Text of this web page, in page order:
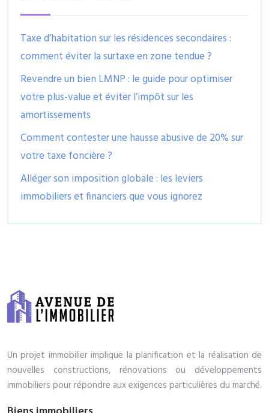
Taxe d’habitation sur les résidences secondaires :
comment éviter la surtaxe en zone tendue ?
Revendre un bien LMNP : le guide pour optimiser
votre plus-value et éviter l’impôt sur les
amortissements
Comment contester une hausse abusive de 20% sur
votre taxe foncière ?
Alléger son imposition globale : les leviers
immobiliers et financiers que vous ignorez
Un projet immobilier implique la planification et la réalisation de
nouvelles constructions, rénovations ou développements
immobiliers pour répondre aux exigences particulières du marché.